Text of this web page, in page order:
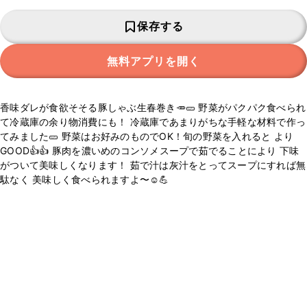
保存する
無料アプリを開く
香味ダレが食欲そそる豚しゃぶ生春巻き🥕🥒 野菜がパクパク食べられ
て冷蔵庫の余り物消費にも！ 冷蔵庫であまりがちな手軽な材料で作っ
てみました🥒 野菜はお好みのものでOK！旬の野菜を入れると より
GOOD👍👍 豚肉を濃いめのコンソメスープで茹でることにより 下味
がついて美味しくなります！ 茹で汁は灰汁をとってスープにすれば無
駄なく 美味しく食べられますよ〜☺️💪